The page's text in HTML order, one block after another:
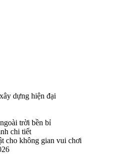
dựng hiện đại
trời bền bỉ
chi tiết
cho không gian vui chơi